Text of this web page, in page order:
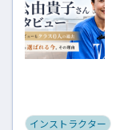
インストラクター